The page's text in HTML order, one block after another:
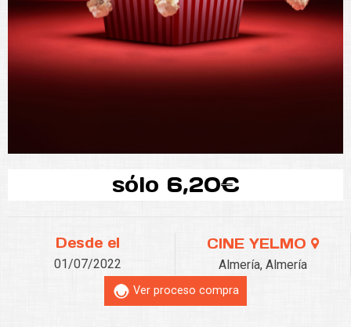
sólo 6,20€
Desde el
01/07/2022
CINE YELMO
Almería, Almería
Ver proceso compra